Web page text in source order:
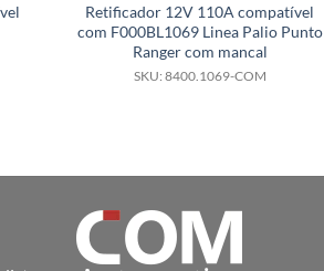
Retificador 12V 110A compatível
com F000BL1069 Linea Palio Punto
Ranger com mancal
SKU: 8400.1069-COM